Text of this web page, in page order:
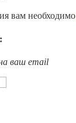
вам необходимо
ваш email